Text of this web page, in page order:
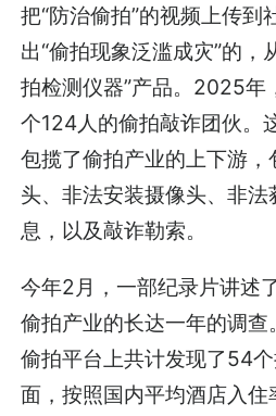
把“防治偷拍”的视频上传到
出“偷拍现象泛滥成灾”的，
拍检测仪器”产品。2025年
个124人的偷拍敲诈团伙。
包揽了偷拍产业的上下游
头、非法安装摄像头、非
息，以及敲诈勒索。
今年2月，一部纪录片讲述
偷拍产业的长达一年的调查
偷拍平台上共计发现了54
面，按照国内平均酒店入